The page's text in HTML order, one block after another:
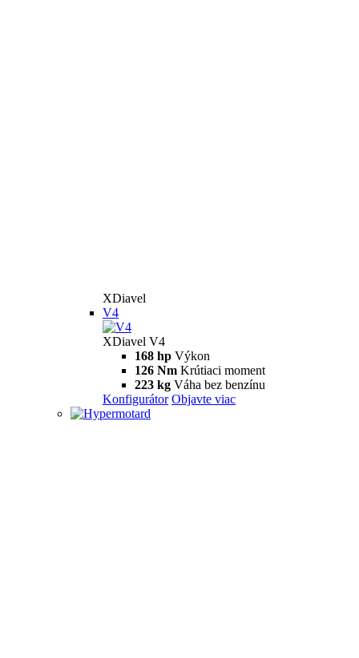
XDiavel
V4
XDiavel V4
168 hp Výkon
126 Nm Krútiaci moment
223 kg Váha bez benzínu
Konfigurátor Objavte viac